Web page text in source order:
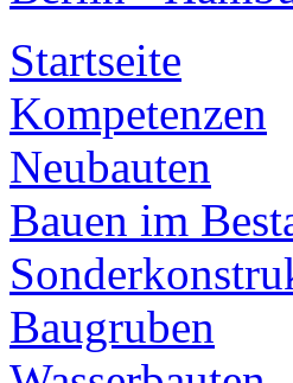
Startseite
Kompetenzen
Neubauten
Bauen im
Baugruben